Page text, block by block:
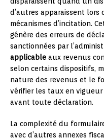
d’autres apparaissent
mécanismes d’incitation.
génère des erreurs de
sanctionnées par
applicable aux revenus
selon certains dispositifs,
nature des revenus et le
vérifier les taux en
avant toute déclaration.
La complexité du
avec d’autres annexes